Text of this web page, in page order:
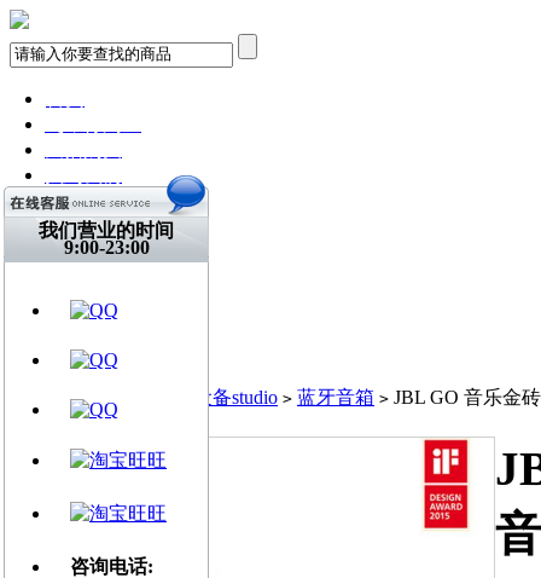
关注微博
视频网站
文章资讯
交流平台
乐器周边
当前位置: 音频设备studio > 蓝牙音箱 > JBL GO 音乐金
我们营业的时间
9:00-23:00
咨询电话: